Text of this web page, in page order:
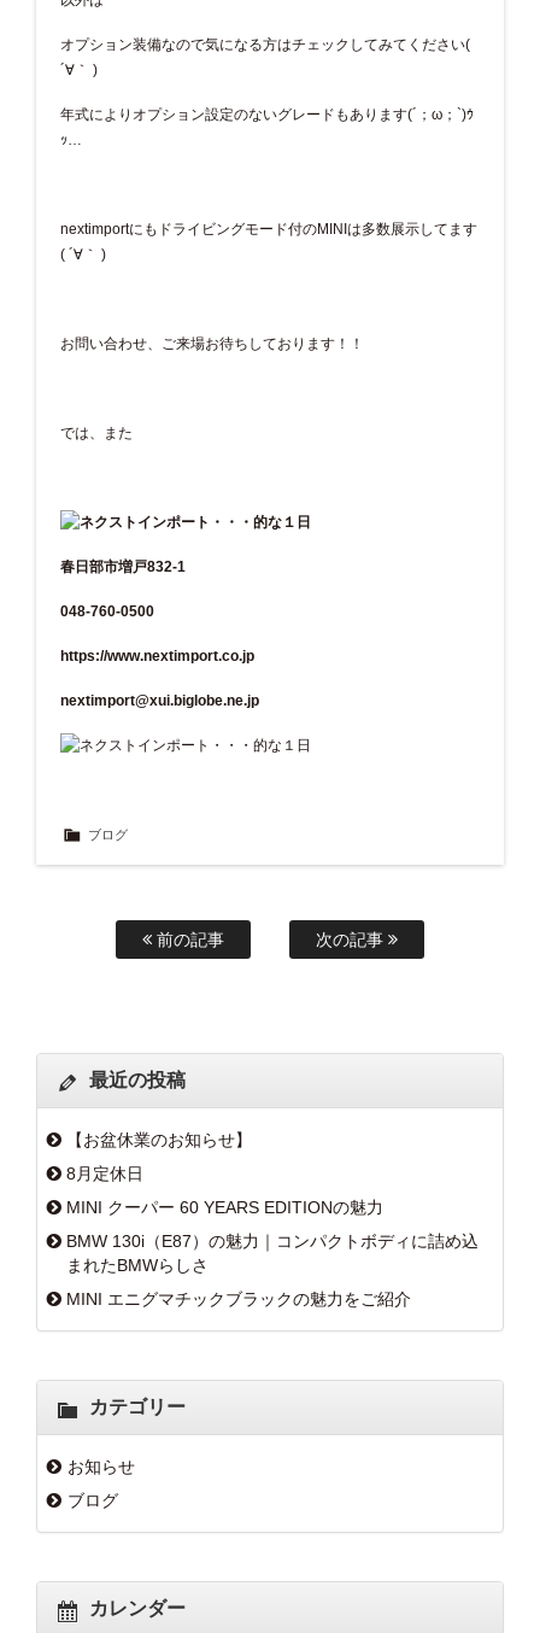
オプション装備なので気になる方はチェックしてみてください(
´∀｀ )
年式によりオプション設定のないグレードもあります(´；ω；`)ｳ
ｯ…
nextimportにもドライビングモード付のMINIは多数展示してます
( ´∀｀ )
お問い合わせ、ご来場お待ちしております！！
では、また
春日部市増戸832-1
048-760-0500
https://www.nextimport.co.jp
nextimport@xui.biglobe.ne.jp
ブログ
前の記事 次の記事
最近の投稿
【お盆休業のお知らせ】
8月定休日
MINI クーパー 60 YEARS EDITIONの魅力
BMW 130i（E87）の魅力｜コンパクトボディに詰め込
まれたBMWらしさ
MINI エニグマチックブラックの魅力をご紹介
カテゴリー
お知らせ
ブログ
カレンダー